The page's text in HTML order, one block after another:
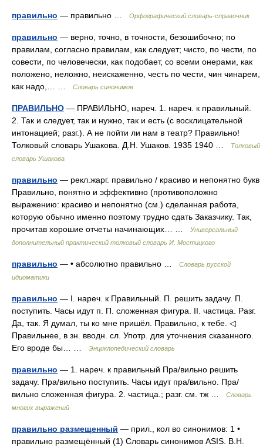
правильно — правильно … Орфографический словарь-справочник
правильно — верно, точно, в точности, безошибочно; по
правилам, согласно правилам, как следует; чисто, по чести, по
совести, по человечески, как подобает, со всеми онерами, как
положено, неложно, неискаженно, честь по чести, чин чинарем,
как надо,… …
Словарь синонимов
ПРАВИЛЬНО — ПРАВИЛЬНО, нареч. 1. нареч. к правильный.
2. Так и следует, так и нужно, так и есть (с восклицательной
интонацией; разг.). А не пойти ли нам в театр? Правильно!
Толковый словарь Ушакова. Д.Н. Ушаков. 1935 1940 …
Толковый
словарь Ушакова
правильно — рекл.жарг. правильно / красиво и непонятно букв
Правильно, понятно и эффективно (противоположно
выражению: красиво и непонятно (см.) сделанная работа,
которую обычно именно поэтому трудно сдать Заказчику. Так,
прочитав хорошие отчеты начинающих… …
Универсальный
дополнительный практический толковый словарь И. Мостицкого
правильно — • абсолютно правильно …
Словарь русской
идиоматики
правильно — I. нареч. к Правильный. П. решить задачу. П.
поступить. Часы идут п. П. сложенная фигура. II. частица. Разг.
Да, так. Я думал, ты ко мне пришёл. Правильно, к тебе. ◁
Правильнее, в зн. вводн. сл. Употр. для уточнения сказанного.
Его вроде бы… …
Энциклопедический словарь
правильно — 1. нареч. к правильный Пра/вильно решить
задачу. Пра/вильно поступить. Часы идут пра/вильно. Пра/
вильно сложенная фигура. 2. частица.; разг. см. тж …
Словарь
многих выражений
правильно размещенный — прил., кол во синонимов: 1 •
правильно размещённый (1) Словарь синонимов ASIS. В.Н.